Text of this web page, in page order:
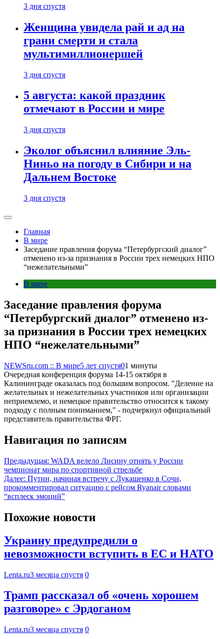
3 дня спустя
Женщина увидела рай и ад на
грани смерти и стала
мультимиллионершей
3 дня спустя
5 августа: какой праздник
отмечают в России и мире
3 дня спустя
Эколог объяснил влияние Эль-
Ниньо на погоду в Сибири и на
Дальнем Востоке
3 дня спустя
Главная
В мире
Заседание правления форума “Петербургский диалог”
отменено из-за признания в России трех немецких НПО
“нежелательными”
В мире
Заседание правления форума
“Петербургский диалог” отменено из-
за признания в России трех немецких
НПО “нежелательными”
NEWSru.com :: В мире5 лет спустя01 минуты
Очередная конференция форума 14-15 октября в
Калининграде оказалась под большим вопросом. "Деление на
желательных и нежелательных участников или организации
неприемлемо, и немецкое правительство относится к такому
подходу с полным пониманием," - подчеркнул официальный
представитель правительства ФРГ.
Навигация по записям
Предыдущая: WADA велело Лисину отнять у России
чемпионат мира по спортивной стрельбе
Далее: Путин, начиная встречу с Лукашенко в Сочи,
прокомментировал ситуацию с рейсом Ryanair словами
“всплеск эмоций”
Похожие новости
Украину предупредили о
невозможности вступить в ЕС и НАТО
Lenta.ru3 месяца спустя 0
Трамп рассказал об «очень хорошем
разговоре» с Эрдоганом
Lenta.ru3 месяца спустя 0